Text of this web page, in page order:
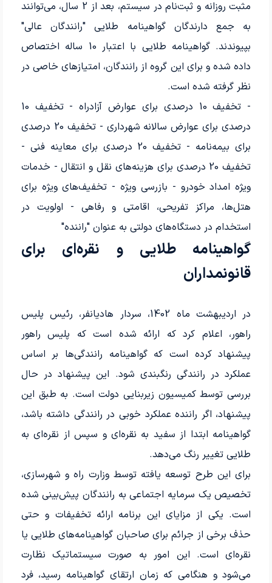
مثبت روزانه و ثبت‌نام در سیستم، بعد از 2 سال، می‌توانند
به جمع دارندگان گواهینامه طلایی "رانندگان عالی"
بپیوندند. گواهینامه طلایی با اعتبار 10 ساله اختصاص
داده شده و برای این گروه از رانندگان، امتیازهای خاصی در
نظر گرفته شده است.
- تخفیف 10 درصدی برای عوارض آزادراه - تخفیف 10
درصدی برای عوارض سالانه شهرداری - تخفیف 20 درصدی
برای بیمه‌نامه - تخفیف 20 درصدی برای معاینه فنی -
تخفیف 20 درصدی برای هزینه‌های نقل و انتقال - خدمات
ویژه امداد خودرو - بازرسی ویژه - تخفیف‌های ویژه برای
هتل‌ها، مراکز تفریحی، اقامتی و رفاهی - اولویت در
استخدام در دستگاه‌های دولتی به عنوان "راننده"
گواهینامه طلایی و نقره‌ای برای
قانونمداران
در اردیبهشت ماه 1402، سردار هادیانفر، رئیس پلیس
راهور، اعلام کرد که ارائه شده است که پلیس راهور
پیشنهاد کرده است که گواهینامه رانندگی‌ها بر اساس
عملکرد در رانندگی رنگبندی شود. این پیشنهاد در حال
بررسی توسط کمیسیون زیربنایی دولت است. به طبق این
پیشنهاد، اگر راننده عملکرد خوبی در رانندگی داشته باشد،
گواهینامه ابتدا از سفید به نقره‌ای و سپس از نقره‌ای به
طلایی تغییر رنگ می‌دهد.
برای این طرح توسعه یافته توسط وزارت راه و شهرسازی،
تخصیص یک سرمایه اجتماعی به رانندگان پیش‌بینی شده
است. یکی از مزایای این برنامه ارائه تخفیفات و حتی
حذف برخی از جرائم برای صاحبان گواهینامه‌های طلایی یا
نقره‌ای است. این امور به صورت سیستماتیک نظارت
می‌شود و هنگامی که زمان ارتقای گواهینامه رسید، فرد